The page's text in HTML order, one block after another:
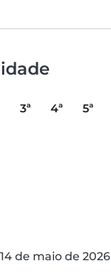
3ª 4ª 5ª
14 de maio de 2026